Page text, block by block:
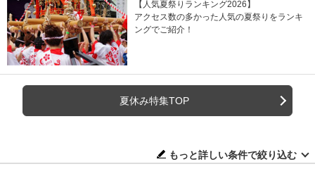
【人気夏祭りランキング2026】
アクセス数の多かった人気の夏祭りをランキ
ングでご紹介！
夏休み特集TOP
もっと詳しい条件で絞り込む